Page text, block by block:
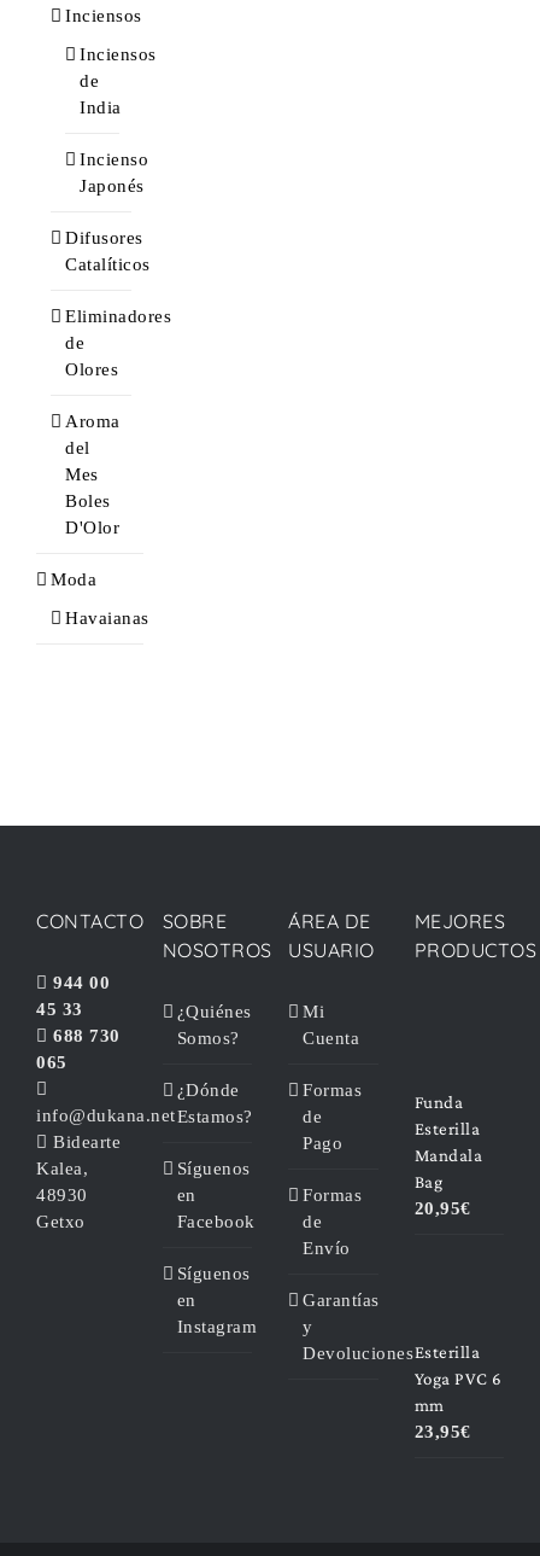
Inciensos
Inciensos
de
India
Incienso
Japonés
Difusores
Catalíticos
Eliminadores
de
Olores
Aroma
del
Mes
Boles
D'Olor
Moda
Havaianas
CONTACTO
944 00
45 33
688 730
065
info@dukana.net
Bidearte
Kalea,
48930
Getxo
SOBRE
NOSOTROS
¿Quiénes
Somos?
¿Dónde
Estamos?
Síguenos
en
Facebook
Síguenos
en
Instagram
ÁREA DE
USUARIO
Mi
Cuenta
Formas
de
Pago
Formas
de
Envío
Garantías
y
Devoluciones
MEJORES
PRODUCTOS
Funda
Esterilla
Mandala
Bag
20,95€
Esterilla
Yoga PVC 6
mm
23,95€